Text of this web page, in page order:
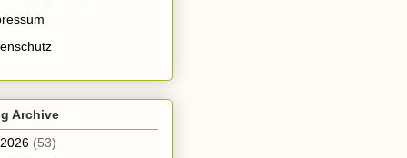
Archive
2026 (53)